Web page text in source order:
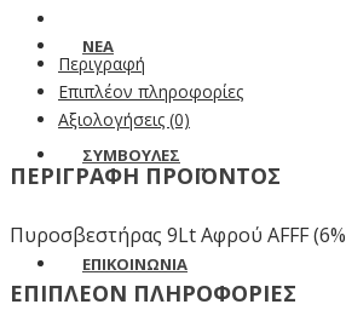
ΝΕΑ
ΣΥΜΒΟΥΛΕΣ
ΕΠΙΚΟΙΝΩΝΙΑ
Περιγραφή
Επιπλέον πληροφορίες
Αξιολογήσεις (0)
ΠΕΡΙΓΡΑΦΗ ΠΡΟΪΟΝΤΟΣ
Πυροσβεστήρας 9Lt Αφρού AFFF
ΕΠΙΠΛΕΟΝ ΠΛΗΡΟΦΟΡΙΕΣ